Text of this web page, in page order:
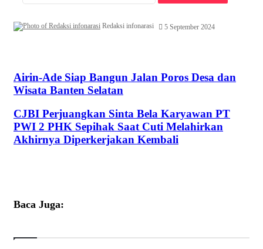
Redaksi infonarasi 5 September 2024
Airin-Ade Siap Bangun Jalan Poros Desa dan Wisata Banten
Selatan
Airin-Ade Siap Bangun Jalan Poros Desa dan
Wisata Banten Selatan
CJBI Perjuangkan Sinta Bela Karyawan PT PWI 2 PHK
Sepihak Saat Cuti Melahirkan Akhirnya Diperkerjakan
Kembali
CJBI Perjuangkan Sinta Bela Karyawan PT
PWI 2 PHK Sepihak Saat Cuti Melahirkan
Akhirnya Diperkerjakan Kembali
Baca Juga: